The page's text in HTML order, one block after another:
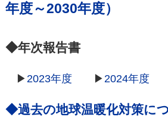
年度～2030年度）
◆年次報告書
▶ 2023年度 ▶ 2024年度
◆過去の地球温暖化対策に